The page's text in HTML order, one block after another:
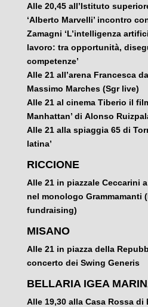
Alle 20,45 all’Istituto
‘Alberto Marvelli’ incontro
Zamagni ‘L’intelligenza
lavoro: tra opportunità,
competenze’
Alle 21 all’arena Francesca da
Massimo Marches (Sgr live)
Alle 21 al cinema Tiberio il
Manhattan’ di Alonso
Alle 21 alla spiaggia 65 di
latina’
RICCIONE
Alle 21 in piazzale Ceccarini
nel monologo Grammamanti
fundraising)
MISANO
Alle 21 in piazza della
concerto dei Swing Generis
BELLARIA IGEA
Alle 19,30 alla Casa Rossa di